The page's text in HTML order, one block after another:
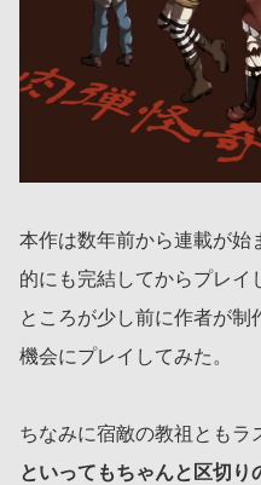
本作は数年前から連載が始
的にも完結してからプレイ
ところが少し前に作者が
機会にプレイしてみた。
ちなみに宿敵の教祖ともラ
といってもちゃんと区切り